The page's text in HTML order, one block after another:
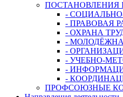
ПОСТАНОВЛЕНИЯ
-
- ПРАВОВАЯ
- ОХРАНА
-
-
- УЧЕБНО-
-
-
ПРОФСОЮЗНЫЕ